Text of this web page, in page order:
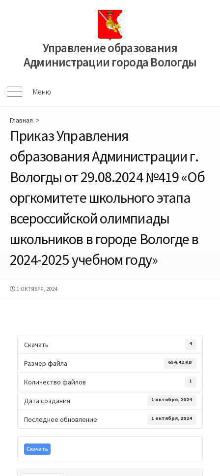
Управление образования
Администрации города Вологды
Меню
Меню
Главная >
Приказ Управления
образования Администрации г.
Вологды от 29.08.2024 №419 «Об
оргкомитете школьного этапа
всероссийской олимпиады
школьников в городе Вологде в
2024-2025 учебном году»
ДАТА
1 ОКТЯБРЯ, 2024
Скачать 4
Размер файла 654.42 KB
Количество файлов 1
Дата создания 1 октября, 2024
Последнее обновление 1 октября, 2024
Скачать